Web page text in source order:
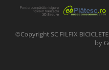
©Copyright SC FILFIX
by